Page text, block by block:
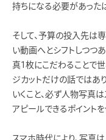
持ちになる必要があった
そして、予算の投入先は
い動画へとシフトしつつ
真1枚にこだわることで
ジカットだけの話ではあ
いくこと、必ず人物写真
アピールできるポイント